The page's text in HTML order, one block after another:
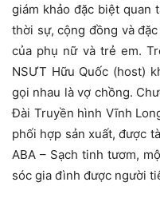
giám khảo đặc biệt quan
thời sự, cộng đồng và
của phụ nữ và trẻ em.
NSƯT Hữu Quốc (host)
gọi nhau là vợ chồng.
Đài Truyền hình Vĩnh
phối hợp sản xuất, được
ABA – Sạch tinh tươm,
sóc gia đình được người